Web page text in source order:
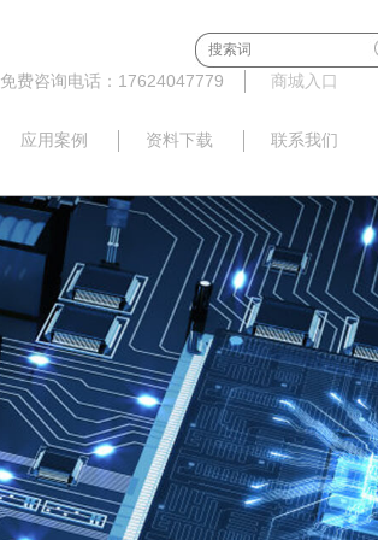
免费咨询电话：17624047779 商城入口
应用案例 资料下载 联系我们